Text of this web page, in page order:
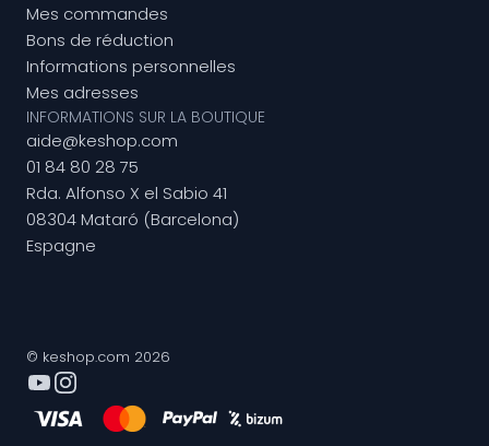
Mes commandes
Bons de réduction
Informations personnelles
Mes adresses
INFORMATIONS SUR LA BOUTIQUE
aide@keshop.com
01 84 80 28 75
Rda. Alfonso X el Sabio 41
08304 Mataró (Barcelona)
Espagne
© keshop.com 2026